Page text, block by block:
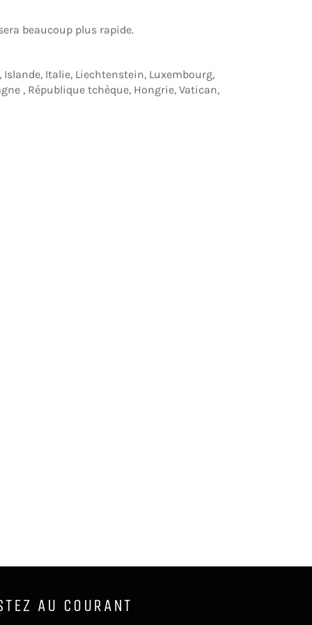
beaucoup plus rapide.
Italie, Liechtenstein, Luxembourg,
, République tchèque, Hongrie, Vatican,
AU COURANT